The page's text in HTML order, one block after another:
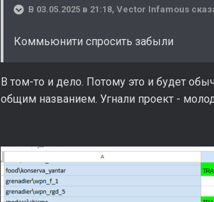
В 03.05.2025 в 21:18, Vector Infamous
Коммьюнити спросить забыли
В том-то и дело. Потому это и будет
общим названием. Угнали проект -